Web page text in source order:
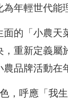
年輕世代能
的「小農天
重新定義
品牌活動在
，呼應「我